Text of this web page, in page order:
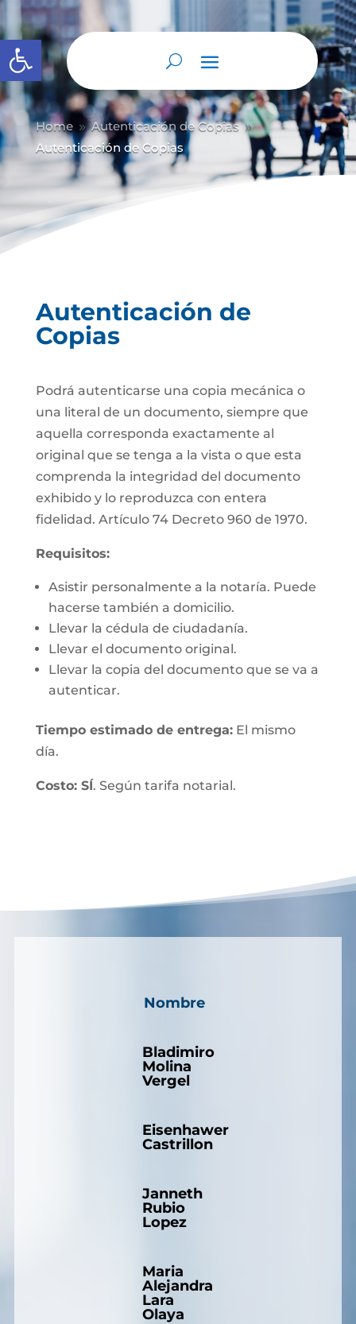
Abrir barra de herramientas
Home 9 Autenticación de Copias 9
Autenticación de Copias
Autenticación de
Copias
Podrá autenticarse una copia mecánica o
una literal de un documento, siempre que
aquella corresponda exactamente al
original que se tenga a la vista o que esta
comprenda la integridad del documento
exhibido y lo reproduzca con entera
fidelidad. Artículo 74 Decreto 960 de 1970.
Requisitos:
Asistir personalmente a la notaría. Puede
hacerse también a domicilio.
Llevar la cédula de ciudadanía.
Llevar el documento original.
Llevar la copia del documento que se va a
autenticar.
Tiempo estimado de entrega:El mismo
día.
Costo: SÍ. Según tarifa notarial.
Nombre
Bladimiro
Molina
Vergel
Eisenhawer
Castrillon
Janneth
Rubio
Lopez
Maria
Alejandra
Lara
Olaya